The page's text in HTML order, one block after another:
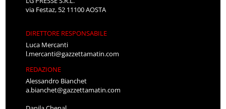
via Festaz, 52 11100 AOSTA
DIRETTORE RESPONSABILE
Luca Mercanti
l.mercanti@gazzettamatin.com
REDAZIONE
Alessandro Bianchet
a.bianchet@gazzettamatin.com